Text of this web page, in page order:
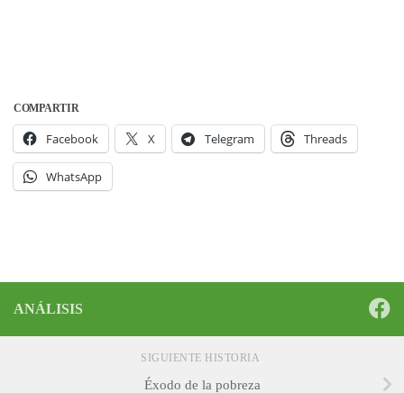
COMPARTIR
Facebook X Telegram Threads
WhatsApp
ANÁLISIS
SIGUIENTE HISTORIA
Éxodo de la pobreza